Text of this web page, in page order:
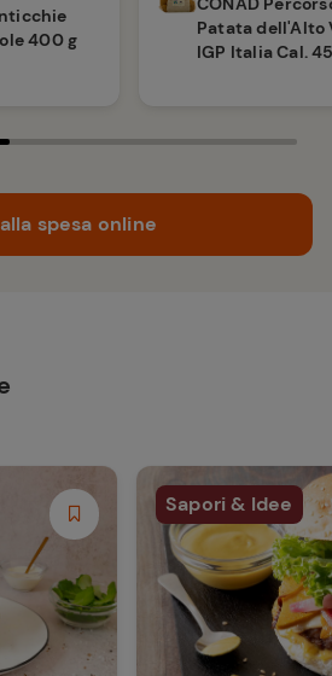
400 g
Patata dell'Alto
IGP Italia Cal.
spesa online
Sapori & Idee